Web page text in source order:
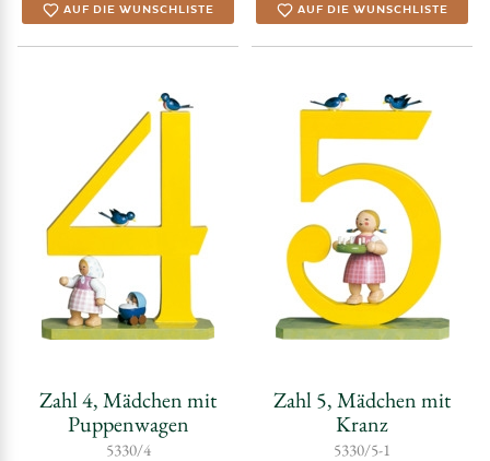
AUF DIE WUNSCHLISTE AUF DIE WUNSCHLISTE
Zahl 4, Mädchen mit
Puppenwagen
5330/4
Zahl 5, Mädchen mit
Kranz
5330/5-1